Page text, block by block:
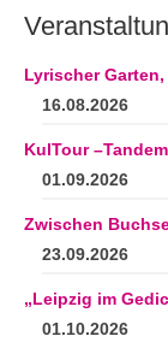
Mitglied
Lyrischer
16.08.2026
KulTour –Tandem
01.09.2026
Zwischen
23.09.2026
„Leipzig im
01.10.2026